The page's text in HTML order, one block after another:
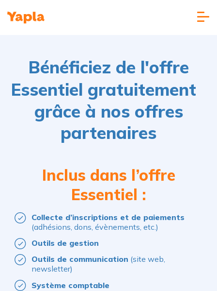
Bénéficiez de l'offre
Essentiel gratuitement
grâce à nos offres
partenaires
Inclus dans l’offre
Essentiel :
Collecte d’inscriptions et de paiements
(adhésions, dons, évènements, etc.)
Outils de gestion
Outils de communication (site web,
newsletter)
Système comptable